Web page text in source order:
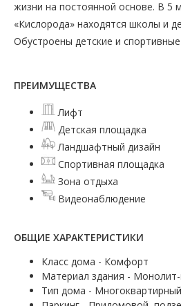
жизни на постоянной основе. В 5
«Кислорода» находятся школы и
Обустроены детские и
ПРЕИМУЩЕСТВА
Лифт
Детская площадка
Ландшафтный дизайн
Спортивная площадка
Зона отдыха
Видеонаблюдение
ОБЩИЕ ХАРАКТЕРИСТИКИ
Класс дома - Комфорт
Материал здания - Монолит-
Тип дома - Многоквартирный